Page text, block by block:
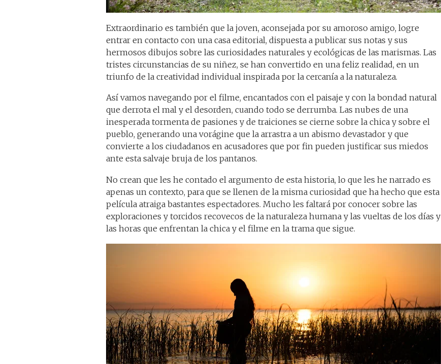
Extraordinario es también que la joven, aconsejada por su amoroso amigo, logre
entrar en contacto con una casa editorial, dispuesta a publicar sus notas y sus
hermosos dibujos sobre las curiosidades naturales y ecológicas de las marismas. Las
tristes circunstancias de su niñez, se han convertido en una feliz realidad, en un
triunfo de la creatividad individual inspirada por la cercanía a la naturaleza.
Así vamos navegando por el filme, encantados con el paisaje y con la bondad natural
que derrota el mal y el desorden, cuando todo se derrumba. Las nubes de una
inesperada tormenta de pasiones y de traiciones se cierne sobre la chica y sobre el
pueblo, generando una vorágine que la arrastra a un abismo devastador y que
convierte a los ciudadanos en acusadores que por fin pueden justificar sus miedos
ante esta salvaje bruja de los pantanos.
No crean que les he contado el argumento de esta historia, lo que les he narrado es
apenas un contexto, para que se llenen de la misma curiosidad que ha hecho que esta
película atraiga bastantes espectadores. Mucho les faltará por conocer sobre las
exploraciones y torcidos recovecos de la naturaleza humana y las vueltas de los días y
las horas que enfrentan la chica y el filme en la trama que sigue.